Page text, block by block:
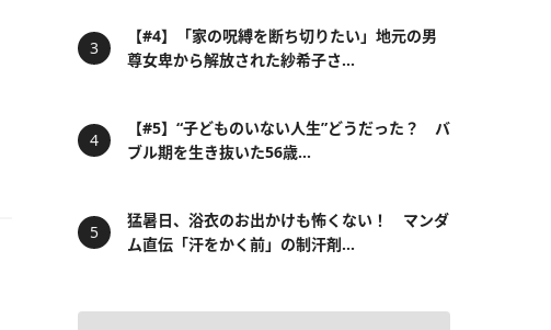
【#4】「家の呪縛を断ち切りたい」地元の男
尊女卑から解放された紗希子さ...
【#5】“子どものいない人生”どうだった？ バ
ブル期を生き抜いた56歳...
猛暑日、浴衣のお出かけも怖くない！ マンダ
ム直伝「汗をかく前」の制汗剤...